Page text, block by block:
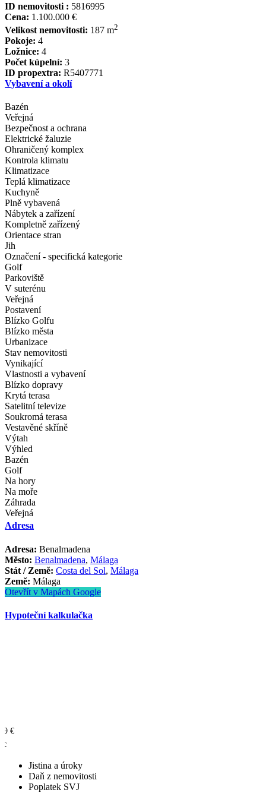
ID nemovitosti : 5816995
Cena: 1.100.000 €
Velikost nemovitosti: 187 m2
Pokoje: 4
Ložnice: 4
Počet kúpelní: 3
ID propextra: R5407771
Vybavení a okolí
Bazén
Veřejná
Bezpečnost a ochrana
Elektrické žaluzie
Ohraničený komplex
Kontrola klimatu
Klimatizace
Teplá klimatizace
Kuchyně
Plně vybavená
Nábytek a zařízení
Kompletně zařízený
Orientace stran
Jih
Označení - specifická kategorie
Golf
Parkoviště
V suterénu
Veřejná
Postavení
Blízko Golfu
Blízko města
Urbanizace
Stav nemovitosti
Vynikající
Vlastnosti a vybavení
Blízko dopravy
Krytá terasa
Satelitní televize
Soukromá terasa
Vestavěné skříně
Výtah
Výhled
Bazén
Golf
Na hory
Na moře
Záhrada
Veřejná
Adresa
Adresa: Benalmadena
Město: Benalmadena,Málaga
Stát / Země: Costa del Sol,Málaga
Země: Málaga
Otevřít v Mapách Google
Hypoteční kalkulačka
€
Jistina a úroky
Daň z nemovitosti
Poplatek SVJ